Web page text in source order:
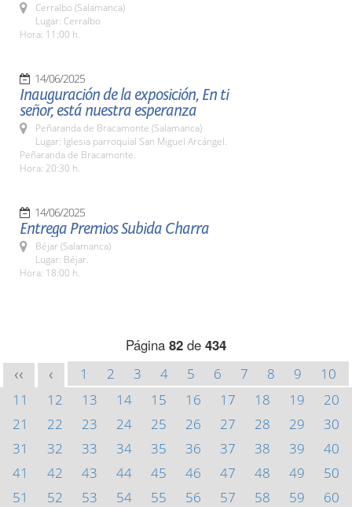
Cerralbo (Salamanca)
Lugar: Cerralbo
Hora: 11:00 h.
14/06/2025
Inauguración de la exposición, En ti
señor, está nuestra esperanza
Peñaranda de Bracamonte (Salamanca)
Lugar: Iglesia parroquial San Miguel Arcángel.
Peñaranda de Bracamonte.
Hora: 20:30 h.
14/06/2025
Entrega Premios Subida Charra
Béjar (Salamanca)
Lugar: Béjar.
Hora: 18:00 h.
Página 82 de 434
<< < 1 2 3 4 5 6 7 8 9
10
11
12 13 14 15 16 17 18 19
20
21
22 23 24 25 26 27 28 29
30
31
32 33 34 35 36 37 38 39
40
41
42 43 44 45 46 47 48 49
50
51
52 53 54 55 56 57 58 59
60